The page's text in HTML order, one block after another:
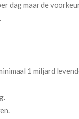
dag maar de
1 miljard